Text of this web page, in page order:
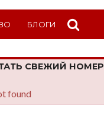
БЛОГИ
СВЕЖИЙ НОМЕР
found